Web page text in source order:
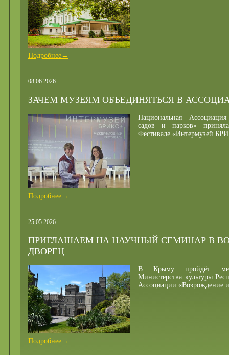
Подробнее→
08.06.2026
ЗАЧЕМ МУЗЕЯМ ОБЪЕДИНЯТЬСЯ В
Национальная
садов и парков»
Фестивале «Интермузей
Подробнее→
25.05.2026
ПРИГЛАШАЕМ НА НАУЧНЫЙ СЕМИНАР В
ДВОРЕЦ
В Крыму пройдёт
Министерства культуры
Ассоциации «Возрождение
Подробнее→